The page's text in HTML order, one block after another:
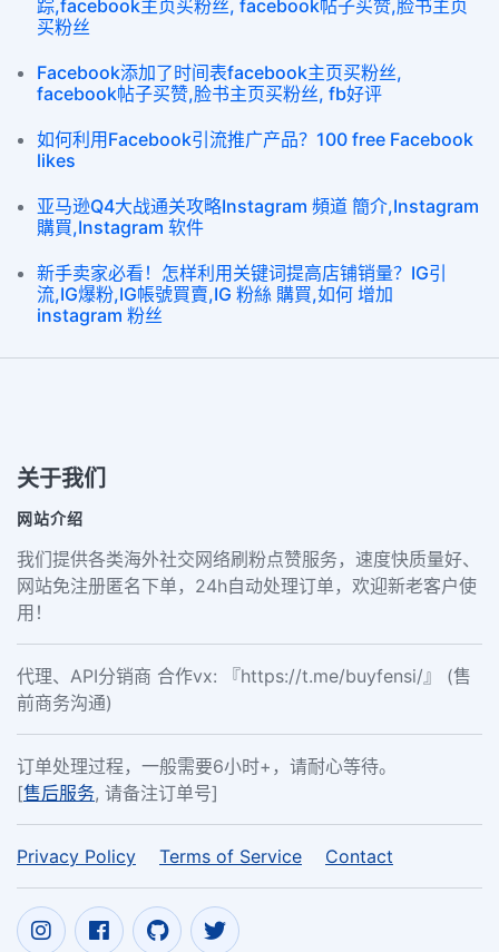
踪,facebook主页买粉丝, facebook帖子买赞,脸书主页
买粉丝
Facebook添加了时间表facebook主页买粉丝,
facebook帖子买赞,脸书主页买粉丝, fb好评
如何利用Facebook引流推广产品？100 free Facebook
likes
亚马逊Q4大战通关攻略Instagram 頻道 簡介,Instagram
購買,Instagram 软件
新手卖家必看！怎样利用关键词提高店铺销量？IG引
流,IG爆粉,IG帳號買賣,IG 粉絲 購買,如何 增加
instagram 粉丝
关于我们
网站介绍
我们提供各类海外社交网络刷粉点赞服务，速度快质量好、
网站免注册匿名下单，24h自动处理订单，欢迎新老客户使
用！
代理、API分销商 合作vx: 『https://t.me/buyfensi/』 (售
前商务沟通)
订单处理过程，一般需要6小时+，请耐心等待。
[售后服务, 请备注订单号]
Privacy Policy Terms of Service Contact